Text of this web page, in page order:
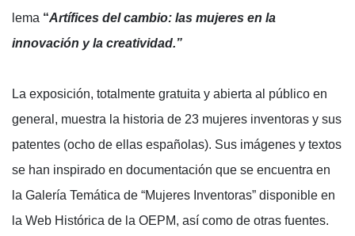
lema “Artífices del cambio: las mujeres en la
innovación y la creatividad.”
La exposición, totalmente gratuita y abierta al público en
general, muestra la historia de 23 mujeres inventoras y sus
patentes (ocho de ellas españolas). Sus imágenes y textos
se han inspirado en documentación que se encuentra en
la Galería Temática de “Mujeres Inventoras” disponible en
la Web Histórica de la OEPM, así como de otras fuentes.